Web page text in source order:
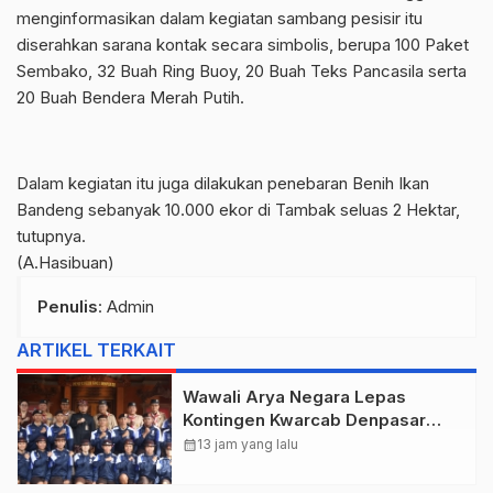
menginformasikan dalam kegiatan sambang pesisir itu
diserahkan sarana kontak secara simbolis, berupa 100 Paket
Sembako, 32 Buah Ring Buoy, 20 Buah Teks Pancasila serta
20 Buah Bendera Merah Putih.
Dalam kegiatan itu juga dilakukan penebaran Benih Ikan
Bandeng sebanyak 10.000 ekor di Tambak seluas 2 Hektar,
tutupnya.
(A.Hasibuan)
Penulis: Admin
ARTIKEL TERKAIT
Wawali Arya Negara Lepas
Kontingen Kwarcab Denpasar
Menuju Jambore Nasional XII
calendar_month13 jam yang lalu